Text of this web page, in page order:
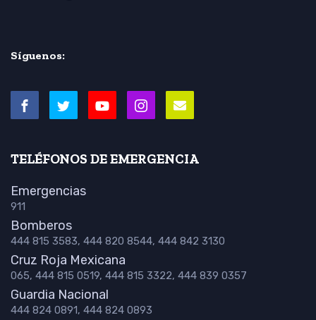
Síguenos:
TELÉFONOS DE EMERGENCIA
Emergencias
911
Bomberos
444 815 3583, 444 820 8544, 444 842 3130
Cruz Roja Mexicana
065, 444 815 0519, 444 815 3322, 444 839 0357
Guardia Nacional
444 824 0891, 444 824 0893